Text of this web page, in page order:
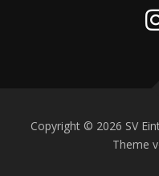
Copyright © 2026 SV
Theme